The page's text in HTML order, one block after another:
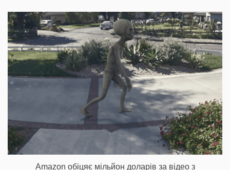
Amazon обіцяє мільйон доларів за відео з